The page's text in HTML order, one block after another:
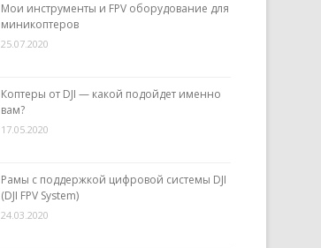
Мои инструменты и FPV оборудование для
миникоптеров
25.07.2020
Коптеры от DJI — какой подойдет именно
вам?
17.05.2020
Рамы с поддержкой цифровой системы DJI
(DJI FPV System)
24.03.2020